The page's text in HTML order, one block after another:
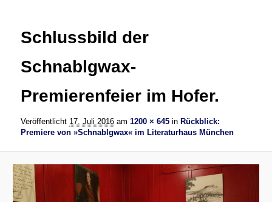
Schlussbild der
Schnablgwax-
Premierenfeier im Hofer.
Veröffentlicht 17. Juli 2016 am1200 × 645 in Rückblick:
Premiere von »Schnablgwax« im Literaturhaus München